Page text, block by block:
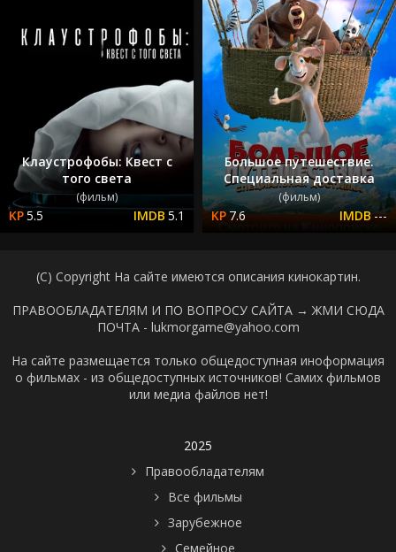
Клаустрофобы: Квест с
того света
(фильм)
5.5 5.1
Большое путешествие.
Специальная доставка
(фильм)
7.6 ---
(C) Copyright На сайте имеются описания кинокартин.
ПРАВООБЛАДАТЕЛЯМ И ПО ВОПРОСУ САЙТА → ЖМИ СЮДА
ПОЧТА - lukmorgame@yahoo.com
На сайте размещается только общедоступная иноформация
о фильмах - из общедоступных источников! Самих фильмов
или медиа файлов нет!
2025
Правообладателям
Все фильмы
Зарубежное
Семейное